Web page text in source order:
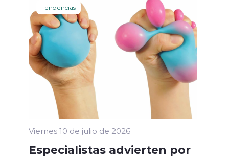
Tendencias
Viernes 10 de julio de 2026
Especialistas advierten por